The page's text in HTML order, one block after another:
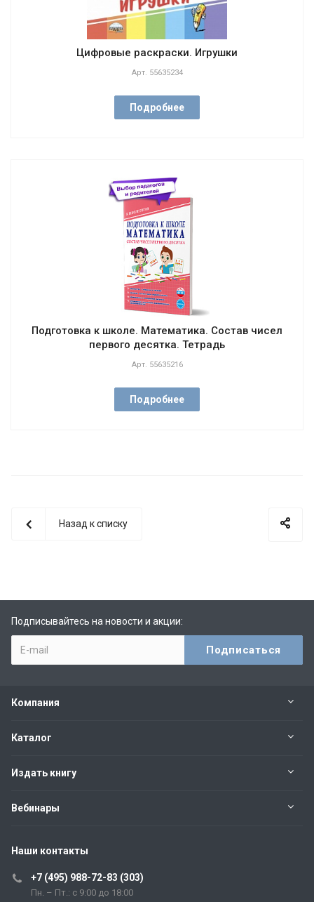
Цифровые раскраски. Игрушки
Арт. 55635234
Подробнее
Подготовка к школе. Математика. Состав чисел
первого десятка. Тетрадь
Арт. 55635216
Подробнее
Назад к списку
Подписывайтесь на новости и акции:
Компания
Каталог
Издать книгу
Вебинары
Наши контакты
+7 (495) 988-72-83 (303)
Пн. – Пт.: с 9:00 до 18:00